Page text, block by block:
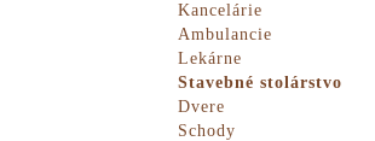
Kancelárie
Ambulancie
Lekárne
Stavebné stolárstvo
Dvere
Schody